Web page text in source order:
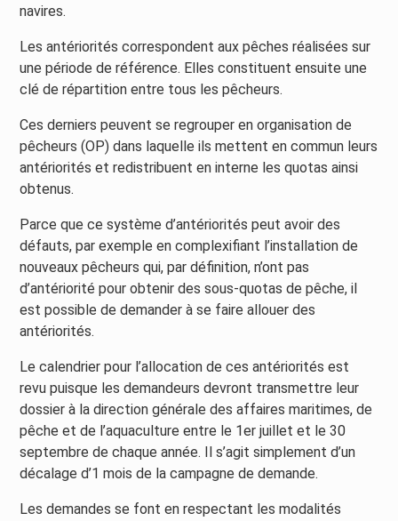
navires.
Les antériorités correspondent aux pêches réalisées sur
une période de référence. Elles constituent ensuite une
clé de répartition entre tous les pêcheurs.
Ces derniers peuvent se regrouper en organisation de
pêcheurs (OP) dans laquelle ils mettent en commun leurs
antériorités et redistribuent en interne les quotas ainsi
obtenus.
Parce que ce système d’antériorités peut avoir des
défauts, par exemple en complexifiant l’installation de
nouveaux pêcheurs qui, par définition, n’ont pas
d’antériorité pour obtenir des sous-quotas de pêche, il
est possible de demander à se faire allouer des
antériorités.
Le calendrier pour l’allocation de ces antériorités est
revu puisque les demandeurs devront transmettre leur
dossier à la direction générale des affaires maritimes, de
pêche et de l’aquaculture entre le 1er juillet et le 30
septembre de chaque année. Il s’agit simplement d’un
décalage d’1 mois de la campagne de demande.
Les demandes se font en respectant les modalités